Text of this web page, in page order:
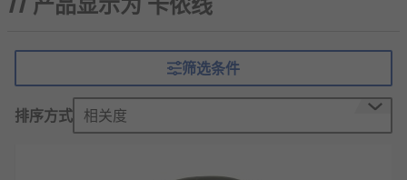
输，是舞台演出、录音、广播等专业场景的必备传输
卡侬线的工作原理
卡侬线是通过平衡传输实现音频信号的稳定传输。它
筛选条件
排序方式 相关度